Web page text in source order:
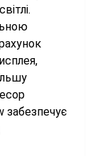
забезпечує